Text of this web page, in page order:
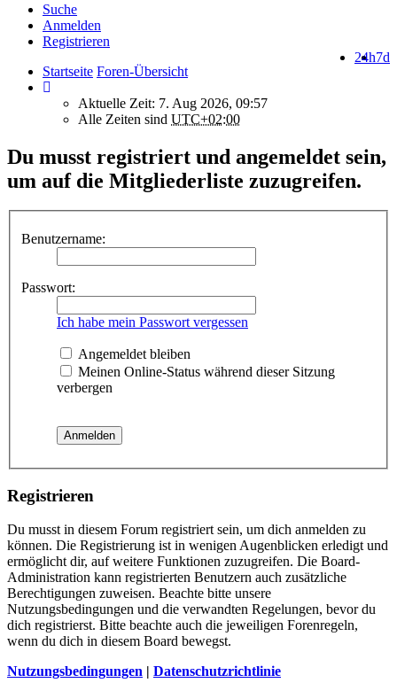
Suche
Anmelden
Registrieren
7d
24h
Startseite Foren-Übersicht
Aktuelle Zeit: 7. Aug 2026, 09:57
Alle Zeiten sind UTC+02:00
Du musst registriert und angemeldet sein,
um auf die Mitgliederliste zuzugreifen.
Benutzername:
Passwort:
Ich habe mein Passwort vergessen
Angemeldet bleiben
Meinen Online-Status während dieser Sitzung
verbergen
Registrieren
Du musst in diesem Forum registriert sein, um dich anmelden zu
können. Die Registrierung ist in wenigen Augenblicken erledigt und
ermöglicht dir, auf weitere Funktionen zuzugreifen. Die Board-
Administration kann registrierten Benutzern auch zusätzliche
Berechtigungen zuweisen. Beachte bitte unsere
Nutzungsbedingungen und die verwandten Regelungen, bevor du
dich registrierst. Bitte beachte auch die jeweiligen Forenregeln,
wenn du dich in diesem Board bewegst.
Nutzungsbedingungen | Datenschutzrichtlinie